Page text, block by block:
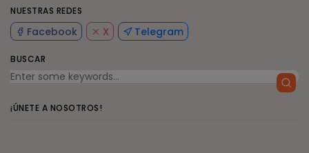
NUESTRAS REDES
Facebook X Telegram
BUSCAR
¡ÚNETE A NOSOTROS!